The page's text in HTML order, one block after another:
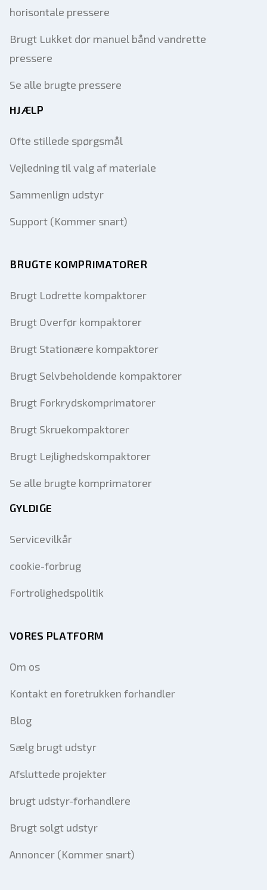
horisontale pressere
Brugt Lukket dør manuel bånd vandrette
pressere
Se alle brugte pressere
HJÆLP
Ofte stillede spørgsmål
Vejledning til valg af materiale
Sammenlign udstyr
Support (Kommer snart)
BRUGTE KOMPRIMATORER
Brugt Lodrette kompaktorer
Brugt Overfør kompaktorer
Brugt Stationære kompaktorer
Brugt Selvbeholdende kompaktorer
Brugt Forkrydskomprimatorer
Brugt Skruekompaktorer
Brugt Lejlighedskompaktorer
Se alle brugte komprimatorer
GYLDIGE
Servicevilkår
cookie-forbrug
Fortrolighedspolitik
VORES PLATFORM
Om os
Kontakt en foretrukken forhandler
Blog
Sælg brugt udstyr
Afsluttede projekter
brugt udstyr-forhandlere
Brugt solgt udstyr
Annoncer (Kommer snart)